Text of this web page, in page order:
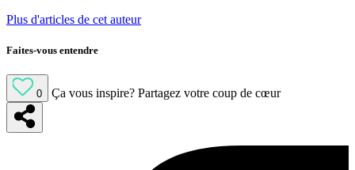
Plus d'articles de cet auteur
Faites-vous entendre
0 Ça vous inspire? Partagez votre coup de cœur